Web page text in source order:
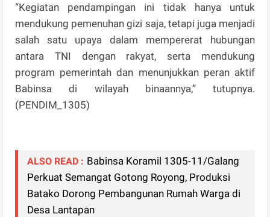
“Kegiatan pendampingan ini tidak hanya untuk
mendukung pemenuhan gizi saja, tetapi juga menjadi
salah satu upaya dalam mempererat hubungan
antara TNI dengan rakyat, serta mendukung
program pemerintah dan menunjukkan peran aktif
Babinsa di wilayah binaannya,” tutupnya.
(PENDIM_1305)
ALSO READ : Babinsa Koramil 1305-11/Galang
Perkuat Semangat Gotong Royong, Produksi
Batako Dorong Pembangunan Rumah Warga di
Desa Lantapan